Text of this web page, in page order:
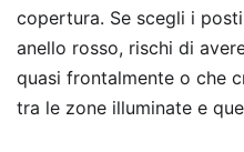
copertura. Se scegli i
anello rosso, rischi di
quasi frontalmente o che
tra le zone illuminate e